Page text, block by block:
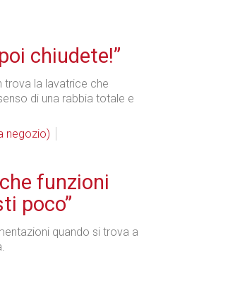
chiudete!”
trova la lavatrice che
di una rabbia totale e
negozio)
funzioni
poco”
quando si trova a